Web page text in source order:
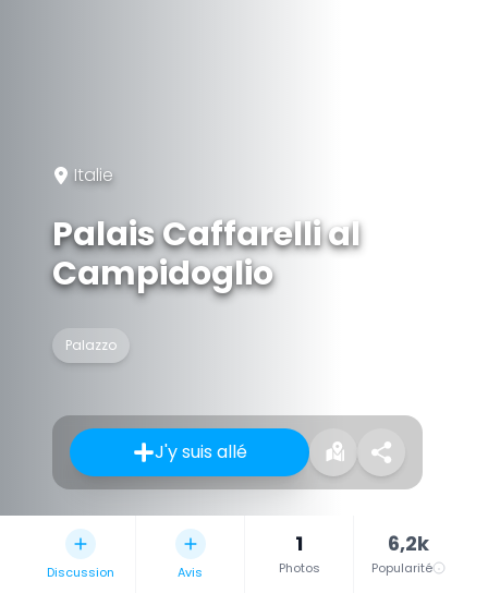
Italie
Palais Caffarelli al
Campidoglio
Palazzo
J'y suis allé
Discussion Avis
1
Photos
6,2k
Popularité